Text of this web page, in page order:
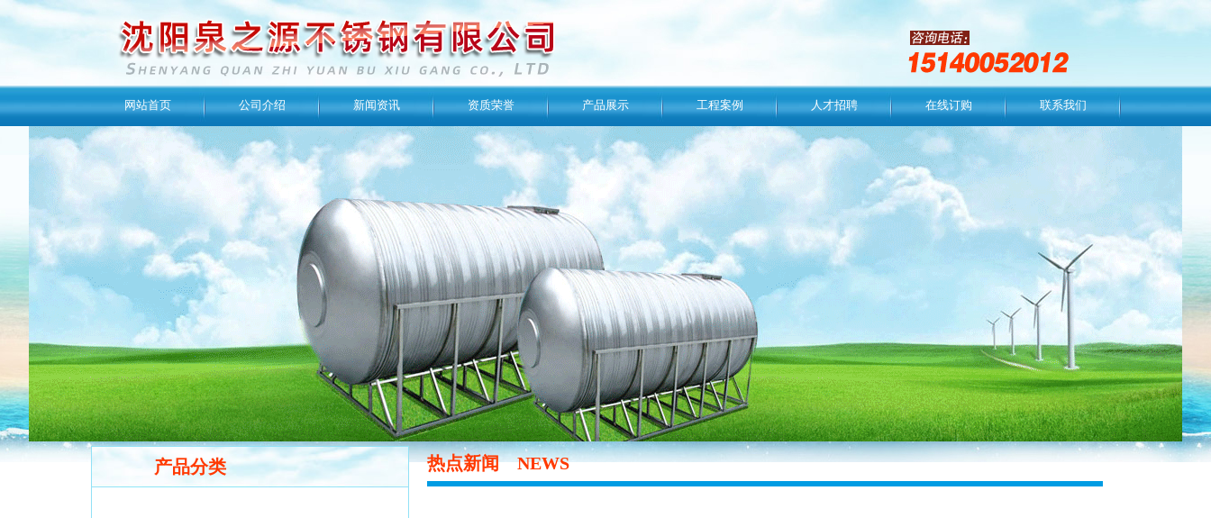
网站首页 公司介绍 新闻资讯 资质荣誉 产品展示 工程案例 人才招聘 在线订购 联系我们
产品分类 热点新闻NEWS